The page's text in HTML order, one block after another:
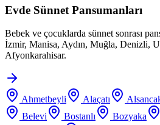
Evde Sünnet Pansumanları
Bebek ve çocuklarda sünnet sonrası
İzmir, Manisa, Aydın, Muğla, Denizli,
Afyonkarahisar.
Ahmetbeyli Alaçatı
Belevi
Bostanlı Bozyaka